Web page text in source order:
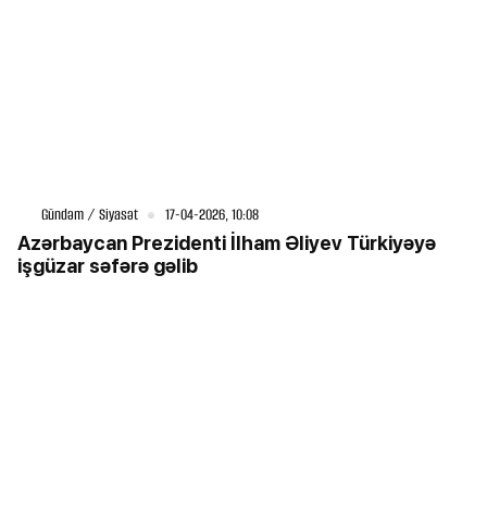
Gündəm / Siyasət 17-04-2026, 10:08
Azərbaycan Prezidenti İlham Əliyev Türkiyəyə
işgüzar səfərə gəlib